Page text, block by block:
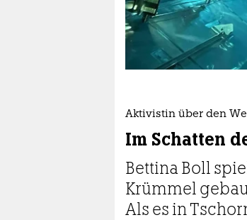
veranstaltungen
shop
fragen & hilfe
abo
genossenschaft
epaper login
Aktivistin über den
Im Schatten
Bettina Boll
Krümmel
Als es in